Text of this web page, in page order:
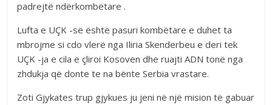
padrejtë ndërkombëtare .
Lufta e UÇK -së është pasuri kombëtare e duhet ta
mbrojme si cdo vlerë nga Iliria Skenderbeu e deri tek
UÇK -ja e cila e çliroi Kosoven dhe ruajti ADN tonë nga
zhdukja që donte te na bënte Serbia vrastare.
Zoti Gjykates trup gjykues ju jeni në një mision të gabuar